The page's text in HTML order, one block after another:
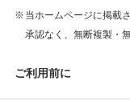
当ホームページに掲載
承認なく、無断複製・
ご利用前に